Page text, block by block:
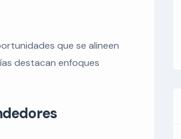
que se alineen
destacan enfoques